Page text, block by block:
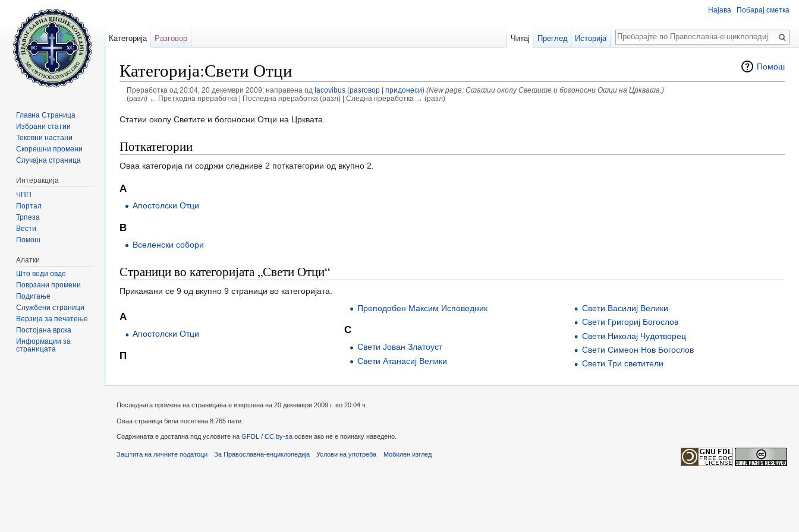
Помош
Категорија:Свети Отци
Преработка од 20:04, 20 декември 2009; направена од Iacovibus (разговор| придонеси) (New page: Статии околу Светите и богоносни Отци на Црквата.)
(разл) ← Претходна преработка | Последна преработка (разл) | Следна преработка → (разл)
Статии околу Светите и богоносни Отци на Црквата.
Поткатегории
Оваа категорија ги содржи следниве 2 поткатегории од вкупно 2.
А
Апостолски Отци
В
Вселенски собори
Страници во категоријата „Свети Отци“
Прикажани се 9 од вкупно 9 страници во категоријата.
А
Апостолски Отци
П
Преподобен Максим Исповедник
С
Свети Јован Златоуст
Свети Атанасиј Велики
Свети Василиј Велики
Свети Григориј Богослов
Свети Николај Чудотворец
Свети Симеон Нов Богослов
Свети Три светители
Најава Побарај сметка
Категорија Разговор Читај Преглед Историја
Пребарај
Главна Страница
Избрани статии
Тековни настани
Скорешни промени
Случајна страница
Интеракција
ЧПП
Портал
Трпеза
Вести
Помош
Алатки
Што води овде
Поврзани промени
Подигање
Службени страници
Верзија за печатење
Постојана врска
Информации за
страницата
Последната промена на страницава е извршена на 20 декември 2009 г. во 20:04 ч.
Оваа страница била посетена 8.765 пати.
Содржината е достапна под условите на GFDL / CC by-sa освен ако не е поинаку наведено.
Заштита на личните податоци За Православна-енциклопедија Услови на употреба Мобилен изглед